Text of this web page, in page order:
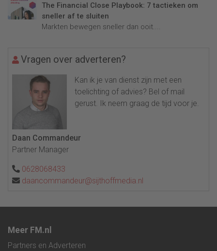
The Financial Close Playbook: 7 tactieken om
sneller af te sluiten
Markten bewegen sneller dan ooit....
Vragen over adverteren?
Kan ik je van dienst zijn met een
toelichting of advies? Bel of mail
gerust. Ik neem graag de tijd voor je.
Daan Commandeur
Partner Manager
0628068433
daancommandeur@sijthoffmedia.nl
Meer FM.nl
Partners en Adverteren